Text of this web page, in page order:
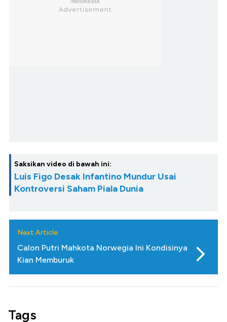
Saksikan video di bawah ini:
Luis Figo Desak Infantino Mundur Usai
Kontroversi Saham Piala Dunia
Next Article
Calon Putri Mahkota Norwegia Ini Kondisinya
Kian Memburuk
Tags